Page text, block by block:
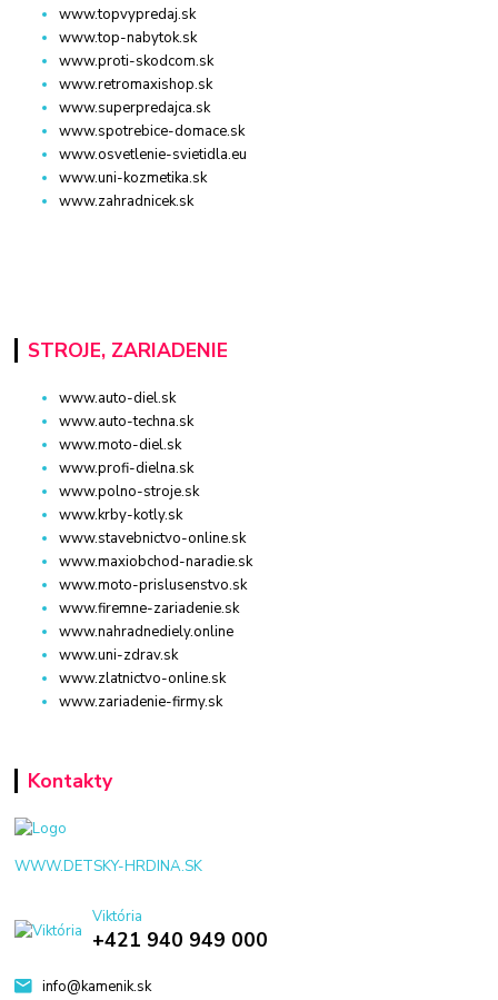
www.topvypredaj.sk
www.top-nabytok.sk
www.proti-skodcom.sk
www.retromaxishop.sk
www.superpredajca.sk
www.spotrebice-domace.sk
www.osvetlenie-svietidla.eu
www.uni-kozmetika.sk
www.zahradnicek.sk
STROJE, ZARIADENIE
www.auto-diel.sk
www.auto-techna.sk
www.moto-diel.sk
www.profi-dielna.sk
www.polno-stroje.sk
www.krby-kotly.sk
www.stavebnictvo-online.sk
www.maxiobchod-naradie.sk
www.moto-prislusenstvo.sk
www.firemne-zariadenie.sk
www.nahradnediely.online
www.uni-zdrav.sk
www.zlatnictvo-online.sk
www.zariadenie-firmy.sk
Kontakty
WWW.DETSKY-HRDINA.SK
Viktória
+421 940 949 000
info@kamenik.sk